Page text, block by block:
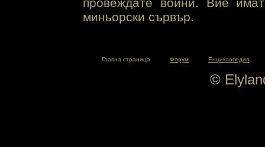
миньорски сървър.
Главна страница Форум Енциклопедия
©